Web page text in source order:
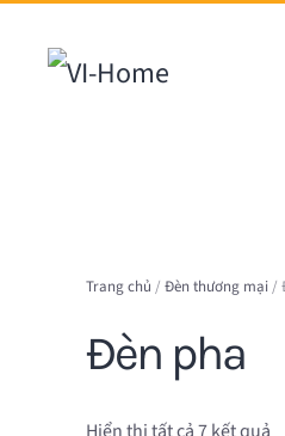
Chuyển đến nội dung chính
Trang chủ / Đèn thương mại/
Đèn pha